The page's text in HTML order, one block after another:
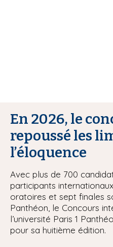
En 2026, le
repoussé les
l’éloquence
Avec plus de 700
participants
oratoires et sept finales
Panthéon, le Concours
l’université Paris 1
pour sa huitième édition.